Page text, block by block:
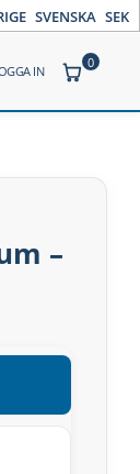
SVENSKA SEK
IN ANTAL
0
–